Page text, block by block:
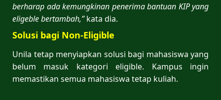
berharap ada kemungkinan penerima bantuan KIP yang
eligeble bertambah,”kata dia.
Solusi bagi Non-Eligible
Unila tetap menyiapkan solusi bagi mahasiswa yang
belum masuk kategori eligible. Kampus ingin
memastikan semua mahasiswa tetap kuliah.